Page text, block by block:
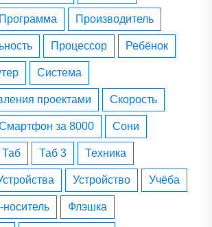
программа производитель
процессор ребёнок
система
проектами скорость
смартфон за 8000 сони
таб таб 3 техника
устройства устройство учёба
носитель флэшка